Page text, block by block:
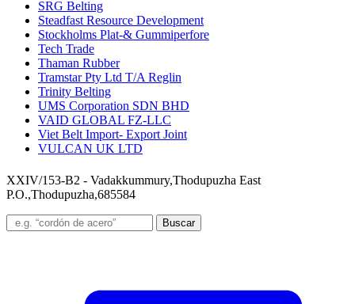
SRG Belting
Steadfast Resource Development
Stockholms Plat-& Gummiperfore
Tech Trade
Thaman Rubber
Tramstar Pty Ltd T/A Reglin
Trinity Belting
UMS Corporation SDN BHD
VAID GLOBAL FZ-LLC
Viet Belt Import- Export Joint
VULCAN UK LTD
XXIV/153-B2 - Vadakkummury,Thodupuzha East
P.O.,Thodupuzha,685584
Buscar